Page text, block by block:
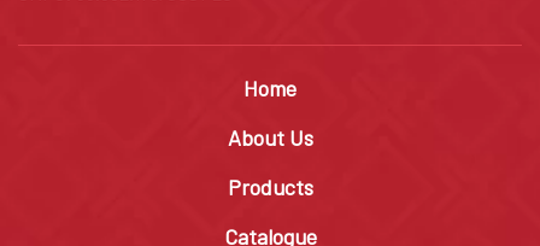
Home
About Us
Products
Catalogue